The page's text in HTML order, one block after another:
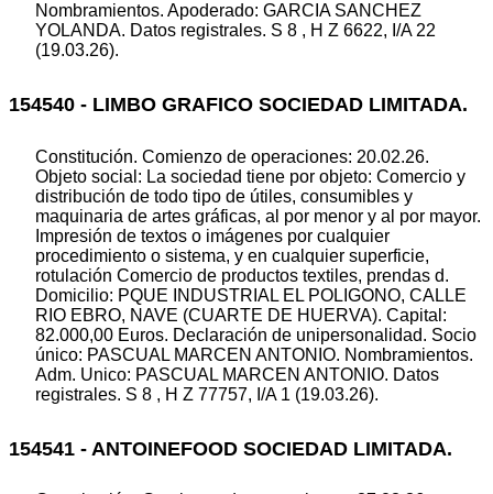
Nombramientos. Apoderado: GARCIA SANCHEZ
YOLANDA. Datos registrales. S 8 , H Z 6622, I/A 22
(19.03.26).
154540 - LIMBO GRAFICO SOCIEDAD LIMITADA.
Constitución. Comienzo de operaciones: 20.02.26.
Objeto social: La sociedad tiene por objeto: Comercio y
distribución de todo tipo de útiles, consumibles y
maquinaria de artes gráficas, al por menor y al por mayor.
Impresión de textos o imágenes por cualquier
procedimiento o sistema, y en cualquier superficie,
rotulación Comercio de productos textiles, prendas d.
Domicilio: PQUE INDUSTRIAL EL POLIGONO, CALLE
RIO EBRO, NAVE (CUARTE DE HUERVA). Capital:
82.000,00 Euros. Declaración de unipersonalidad. Socio
único: PASCUAL MARCEN ANTONIO. Nombramientos.
Adm. Unico: PASCUAL MARCEN ANTONIO. Datos
registrales. S 8 , H Z 77757, I/A 1 (19.03.26).
154541 - ANTOINEFOOD SOCIEDAD LIMITADA.